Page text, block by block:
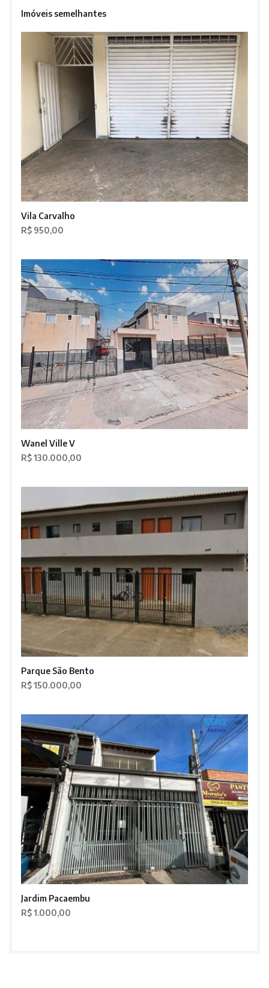
Imóveis semelhantes
Vila Carvalho
R$ 950,00
Wanel Ville V
R$ 130.000,00
Parque São Bento
R$ 150.000,00
Jardim Pacaembu
R$ 1.000,00